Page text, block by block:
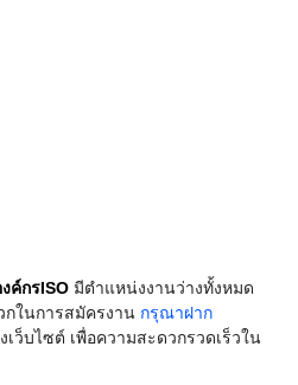
ค์กรISOมีตำแหน่งงานว่างทั้งหมด
ในการสมัครงาน กรุณาฝาก
เว็บไซต์ เพื่อความสะดวกรวดเร็วใน